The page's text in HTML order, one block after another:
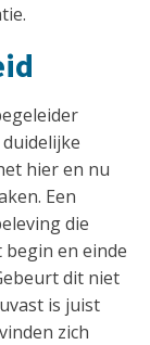
hier en nu
Een
die
en einde
dit niet
is juist
zich